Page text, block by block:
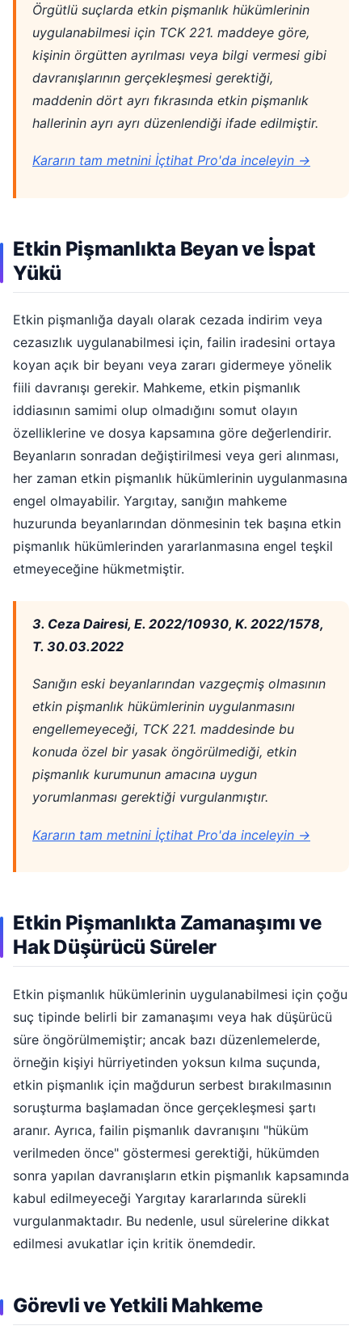
Örgütlü suçlarda etkin pişmanlık hükümlerinin
uygulanabilmesi için TCK 221. maddeye göre,
kişinin örgütten ayrılması veya bilgi vermesi gibi
davranışlarının gerçekleşmesi gerektiği,
maddenin dört ayrı fıkrasında etkin pişmanlık
hallerinin ayrı ayrı düzenlendiği ifade edilmiştir.
Kararın tam metnini İçtihat Pro'da inceleyin →
Etkin Pişmanlıkta Beyan ve İspat
Yükü
Etkin pişmanlığa dayalı olarak cezada indirim veya
cezasızlık uygulanabilmesi için, failin iradesini ortaya
koyan açık bir beyanı veya zararı gidermeye yönelik
fiili davranışı gerekir. Mahkeme, etkin pişmanlık
iddiasının samimi olup olmadığını somut olayın
özelliklerine ve dosya kapsamına göre değerlendirir.
Beyanların sonradan değiştirilmesi veya geri alınması,
her zaman etkin pişmanlık hükümlerinin uygulanmasına
engel olmayabilir. Yargıtay, sanığın mahkeme
huzurunda beyanlarından dönmesinin tek başına etkin
pişmanlık hükümlerinden yararlanmasına engel teşkil
etmeyeceğine hükmetmiştir.
3. Ceza Dairesi, E. 2022/10930, K. 2022/1578,
T. 30.03.2022
Sanığın eski beyanlarından vazgeçmiş olmasının
etkin pişmanlık hükümlerinin uygulanmasını
engellemeyeceği, TCK 221. maddesinde bu
konuda özel bir yasak öngörülmediği, etkin
pişmanlık kurumunun amacına uygun
yorumlanması gerektiği vurgulanmıştır.
Kararın tam metnini İçtihat Pro'da inceleyin →
Etkin Pişmanlıkta Zamanaşımı ve
Hak Düşürücü Süreler
Etkin pişmanlık hükümlerinin uygulanabilmesi için çoğu
suç tipinde belirli bir zamanaşımı veya hak düşürücü
süre öngörülmemiştir; ancak bazı düzenlemelerde,
örneğin kişiyi hürriyetinden yoksun kılma suçunda,
etkin pişmanlık için mağdurun serbest bırakılmasının
soruşturma başlamadan önce gerçekleşmesi şartı
aranır. Ayrıca, failin pişmanlık davranışını "hüküm
verilmeden önce" göstermesi gerektiği, hükümden
sonra yapılan davranışların etkin pişmanlık kapsamında
kabul edilmeyeceği Yargıtay kararlarında sürekli
vurgulanmaktadır. Bu nedenle, usul sürelerine dikkat
edilmesi avukatlar için kritik önemdedir.
Görevli ve Yetkili Mahkeme